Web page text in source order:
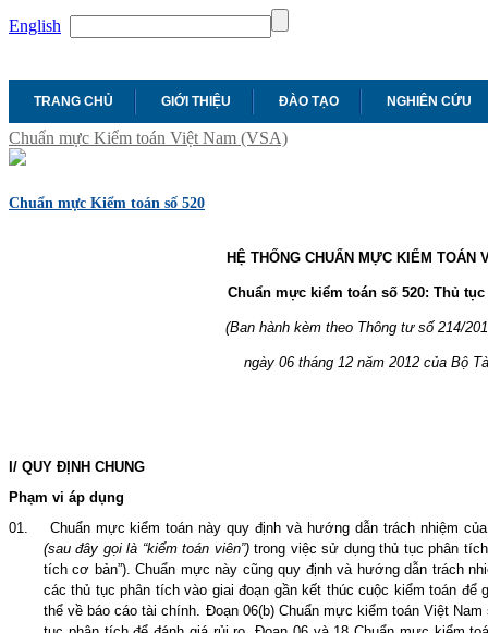
English
TRANG CHỦ GIỚI THIỆU ĐÀO TẠO NGHIÊN CỨU
Chuẩn mực Kiểm toán Việt Nam (VSA)
Chuẩn mực Kiểm toán số 520
HỆ THỐNG CHUẨN MỰC KIỂM TOÁN
Chuẩn mực kiểm toán số 520: Thủ
(Ban hành kèm theo Thông tư số 214/
ngày 06 tháng 12 năm 2012 của Bộ
I/ QUY ĐỊNH CHUNG
Phạm vi áp dụng
01.
Chuẩn mực kiểm toán này quy định và hướng dẫn trách nhiệm
(sau đây gọi là “kiểm toán viên”)trong việc sử dụng thủ tục phân
tích cơ bản”). Chuẩn mực này cũng quy định và hướng dẫn trách
các thủ tục phân tích vào giai đoạn gần kết thúc cuộc kiểm toán để
thể về báo cáo tài chính. Đoạn 06(b) Chuẩn mực kiểm toán Việt